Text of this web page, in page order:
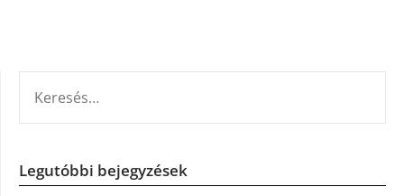
Legutóbbi bejegyzések